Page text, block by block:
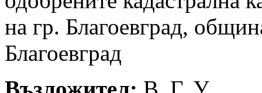
на гр. Благоевград,
Благоевград